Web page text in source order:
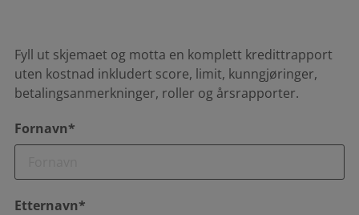
Fyll ut skjemaet og motta en komplett kredittrapport
uten kostnad inkludert score, limit, kunngjøringer,
betalingsanmerkninger, roller og årsrapporter.
Fornavn*
Etternavn*